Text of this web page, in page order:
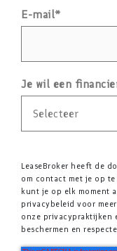
E-mail*
Je wil een
LeaseBroker heeft de
om contact met je op
kunt je op elk moment
privacybeleid voor
onze privacypraktijken
beschermen en